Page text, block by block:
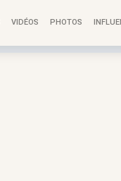
VIDÉOS PHOTOS